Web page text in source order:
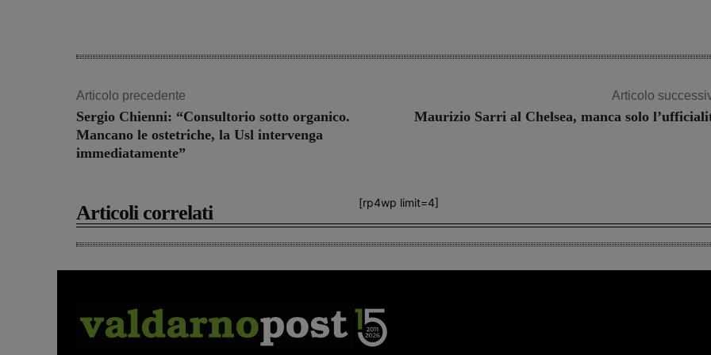
Articolo precedente
Sergio Chienni: “Consultorio sotto organico.
Mancano le ostetriche, la Usl intervenga
immediatamente”
Articolo
Maurizio Sarri al Chelsea, manca solo
[rp4wp limit=4]
Articoli correlati